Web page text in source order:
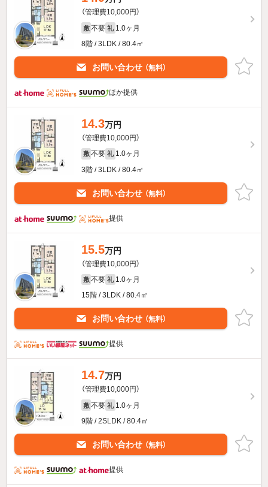
（管理費10,000円）
敷 不要 礼 1.0ヶ月
8階 / 3LDK / 80.4㎡
お問い合わせ （無料）
ほか提供
14.3万円
（管理費10,000円）
敷 不要 礼 1.0ヶ月
3階 / 3LDK / 80.4㎡
お問い合わせ （無料）
提供
15.5万円
（管理費10,000円）
敷 不要 礼 1.0ヶ月
15階 / 3LDK / 80.4㎡
お問い合わせ （無料）
提供
14.7万円
（管理費10,000円）
敷 不要 礼 1.0ヶ月
9階 / 2SLDK / 80.4㎡
お問い合わせ （無料）
提供